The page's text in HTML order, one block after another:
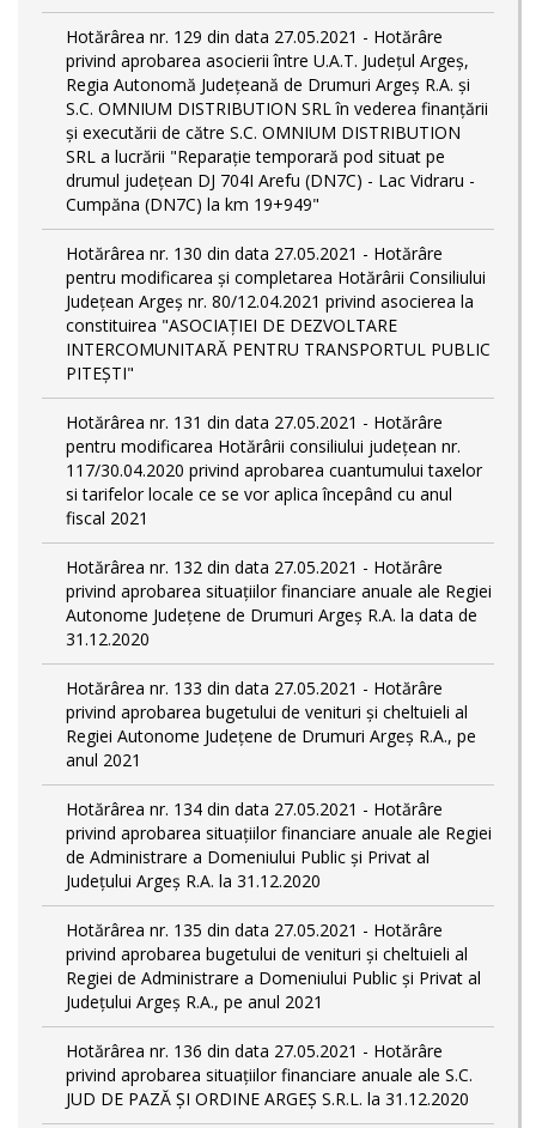
Hotărârea nr. 129 din data 27.05.2021 - Hotărâre
privind aprobarea asocierii între U.A.T. Județul Argeș,
Regia Autonomă Județeană de Drumuri Argeș R.A. și
S.C. OMNIUM DISTRIBUTION SRL în vederea finanţării
şi executării de către S.C. OMNIUM DISTRIBUTION
SRL a lucrării "Reparație temporară pod situat pe
drumul județean DJ 704I Arefu (DN7C) - Lac Vidraru -
Cumpăna (DN7C) la km 19+949"
Hotărârea nr. 130 din data 27.05.2021 - Hotărâre
pentru modificarea și completarea Hotărârii Consiliului
Județean Argeș nr. 80/12.04.2021 privind asocierea la
constituirea "ASOCIAȚIEI DE DEZVOLTARE
INTERCOMUNITARĂ PENTRU TRANSPORTUL PUBLIC
PITEȘTI"
Hotărârea nr. 131 din data 27.05.2021 - Hotărâre
pentru modificarea Hotărârii consiliului județean nr.
117/30.04.2020 privind aprobarea cuantumului taxelor
si tarifelor locale ce se vor aplica începând cu anul
fiscal 2021
Hotărârea nr. 132 din data 27.05.2021 - Hotărâre
privind aprobarea situațiilor financiare anuale ale Regiei
Autonome Județene de Drumuri Argeș R.A. la data de
31.12.2020
Hotărârea nr. 133 din data 27.05.2021 - Hotărâre
privind aprobarea bugetului de venituri și cheltuieli al
Regiei Autonome Județene de Drumuri Argeș R.A., pe
anul 2021
Hotărârea nr. 134 din data 27.05.2021 - Hotărâre
privind aprobarea situațiilor financiare anuale ale Regiei
de Administrare a Domeniului Public și Privat al
Județului Argeș R.A. la 31.12.2020
Hotărârea nr. 135 din data 27.05.2021 - Hotărâre
privind aprobarea bugetului de venituri și cheltuieli al
Regiei de Administrare a Domeniului Public și Privat al
Județului Argeș R.A., pe anul 2021
Hotărârea nr. 136 din data 27.05.2021 - Hotărâre
privind aprobarea situațiilor financiare anuale ale S.C.
JUD DE PAZĂ ȘI ORDINE ARGEȘ S.R.L. la 31.12.2020